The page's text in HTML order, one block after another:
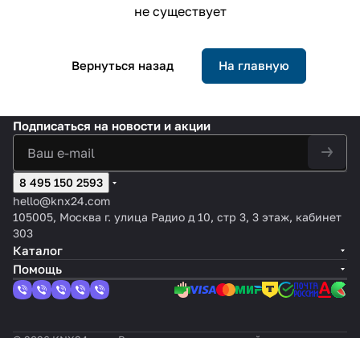
не существует
Вернуться назад На главную
Подписаться на новости и акции
8 495 150 2593
hello@knx24.com
105005, Москва г. улица Радио д 10, стр 3, 3 этаж, кабинет
303
Каталог
Помощь